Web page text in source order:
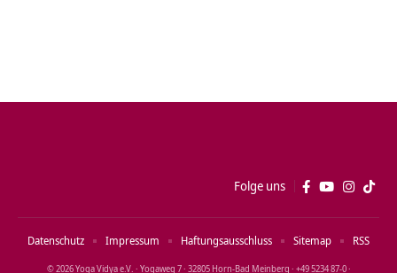
Folge uns
© 2026 Yoga Vidya e.V. · Yogaweg 7 · 32805 Horn‑Bad Meinberg · +49 5234 87‑0 ·
Datenschutz Impressum Haftungsausschluss Sitemap RSS